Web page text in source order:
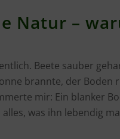
Natur –
Beete sauber
brannte, der
mir: Ein blanker
was ihn lebendig